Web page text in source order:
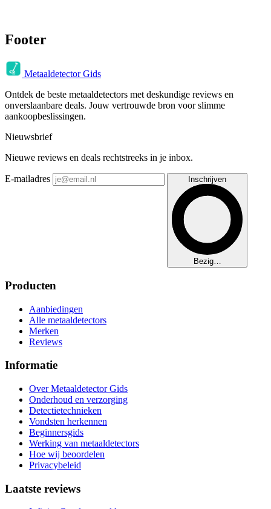
Footer
Metaaldetector Gids
Ontdek de beste metaaldetectors met deskundige reviews en
onverslaanbare deals. Jouw vertrouwde bron voor slimme
aankoopbeslissingen.
Nieuwsbrief
Nieuwe reviews en deals rechtstreeks in je inbox.
E-mailadres Inschrijven
Bezig…
Producten
Aanbiedingen
Alle metaaldetectors
Merken
Reviews
Informatie
Over Metaaldetector Gids
Onderhoud en verzorging
Detectietechnieken
Vondsten herkennen
Beginnersgids
Werking van metaaldetectors
Hoe wij beoordelen
Privacybeleid
Laatste reviews